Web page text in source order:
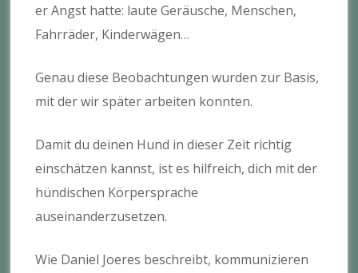
er Angst hatte: laute Geräusche, Menschen,
Fahrräder, Kinderwägen…
Genau diese Beobachtungen wurden zur Basis,
mit der wir später arbeiten konnten.
Damit du deinen Hund in dieser Zeit richtig
einschätzen kannst, ist es hilfreich, dich mit der
hündischen Körpersprache
auseinanderzusetzen.
Wie Daniel Joeres beschreibt, kommunizieren